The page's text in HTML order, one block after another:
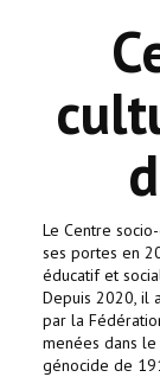
ACTUALITÉ
COMMUNAUTÉ
EVÉNEMENTS
🔔
EGLISE
LE CENTRE
Le Centre
ses portes en
éducatif et
Depuis 2020, il
par la
menées dans
génocide de